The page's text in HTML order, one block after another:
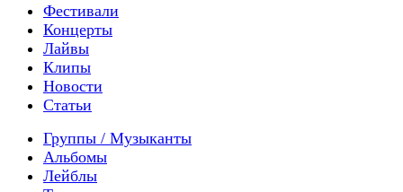
Фестивали
Концерты
Лайвы
Клипы
Новости
Статьи
Группы / Музыканты
Альбомы
Лейблы